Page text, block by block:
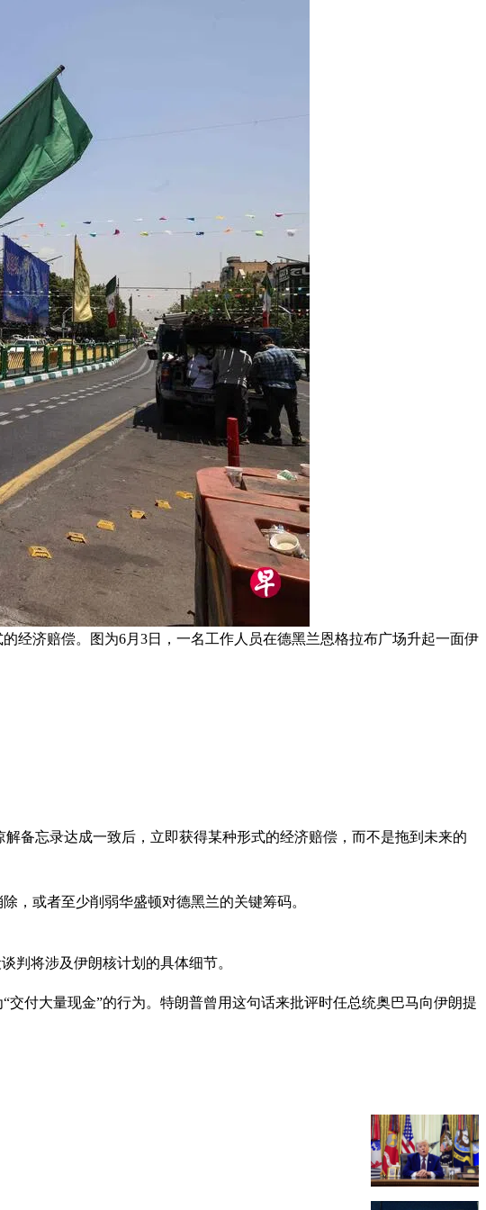
经济赔偿。图为6月3日，一名工作人员在德黑兰恩格拉布广场升起一面伊
备忘录达成一致后，立即获得某种形式的经济赔偿，而不是拖到未来的
，或者至少削弱华盛顿对德黑兰的关键筹码。
判将涉及伊朗核计划的具体细节。
付大量现金”的行为。特朗普曾用这句话来批评时任总统奥巴马向伊朗提